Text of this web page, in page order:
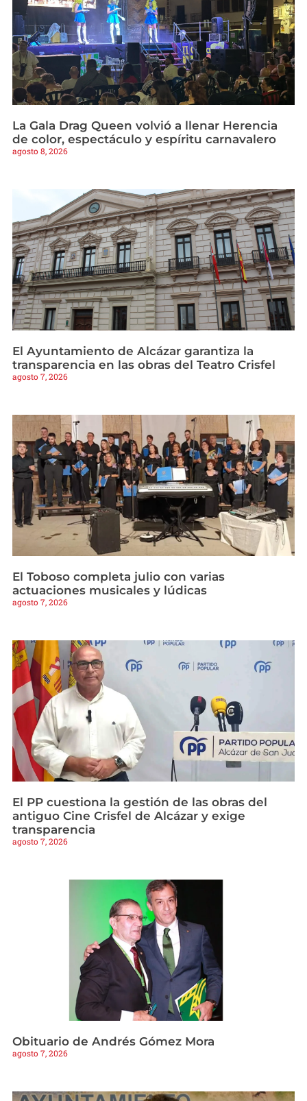
La Gala Drag Queen volvió a llenar Herencia
de color, espectáculo y espíritu carnavalero
agosto 8, 2026
El Ayuntamiento de Alcázar garantiza la
transparencia en las obras del Teatro Crisfel
agosto 7, 2026
El Toboso completa julio con varias
actuaciones musicales y lúdicas
agosto 7, 2026
El PP cuestiona la gestión de las obras del
antiguo Cine Crisfel de Alcázar y exige
transparencia
agosto 7, 2026
Obituario de Andrés Gómez Mora
agosto 7, 2026